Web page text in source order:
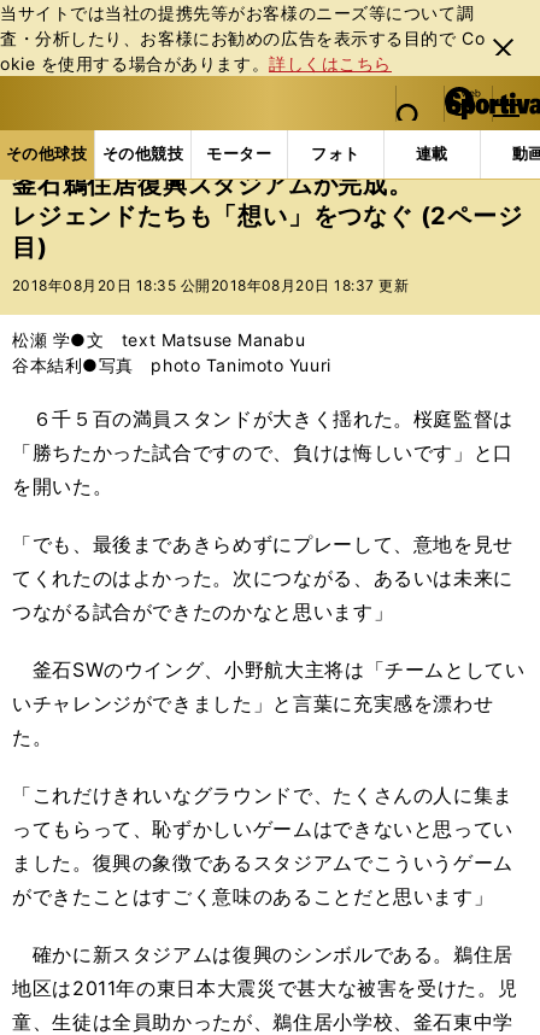
当サイトでは当社の提携先等がお客様のニーズ等について調
査・分析したり、お客様にお勧めの広告を表⽰する⽬的で Co
okie を使⽤する場合があります。詳しくはこちら
閉じ
る
web Sportiva (webスポルティーバ)
検索
マイペ
ー
ジ
メニュ
その他球技 その他競技 モーター フォト 連載 動
ス
ポ
ル
テ
ー
バ
その他球技の記事一覧 ラグビー 釜石鵜住居復興ス
釜石鵜住居復興スタジアムが完成。
レジェンドたちも「想い」をつなぐ (2ページ
目)
2018年08月20日 18:35 公開 2018年08月20日 18:37 更新
松瀬 学●文 text Matsuse Manabu
谷本結利●写真 photo Tanimoto Yuuri
６千５百の満員スタンドが大きく揺れた。桜庭監督は
「勝ちたかった試合ですので、負けは悔しいです」と口
を開いた。
「でも、最後まであきらめずにプレーして、意地を見せ
てくれたのはよかった。次につながる、あるいは未来に
つながる試合ができたのかなと思います」
釜石SWのウイング、小野航大主将は「チームとしてい
いチャレンジができました」と言葉に充実感を漂わせ
た。
「これだけきれいなグラウンドで、たくさんの人に集ま
ってもらって、恥ずかしいゲームはできないと思ってい
ました。復興の象徴であるスタジアムでこういうゲーム
ができたことはすごく意味のあることだと思います」
確かに新スタジアムは復興のシンボルである。鵜住居
地区は2011年の東日本大震災で甚大な被害を受けた。児
童、生徒は全員助かったが、鵜住居小学校、釜石東中学